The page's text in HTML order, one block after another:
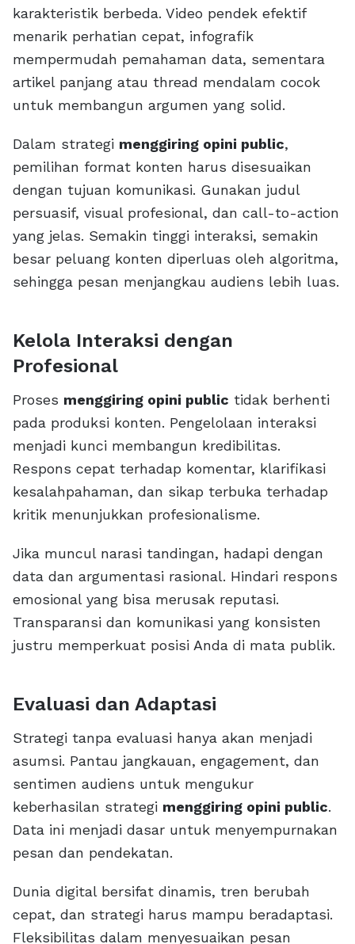
karakteristik berbeda. Video pendek efektif
menarik perhatian cepat, infografik
mempermudah pemahaman data, sementara
artikel panjang atau thread mendalam cocok
untuk membangun argumen yang solid.
Dalam strategi menggiring opini public,
pemilihan format konten harus disesuaikan
dengan tujuan komunikasi. Gunakan judul
persuasif, visual profesional, dan call-to-action
yang jelas. Semakin tinggi interaksi, semakin
besar peluang konten diperluas oleh algoritma,
sehingga pesan menjangkau audiens lebih luas.
Kelola Interaksi dengan
Profesional
Proses menggiring opini public tidak berhenti
pada produksi konten. Pengelolaan interaksi
menjadi kunci membangun kredibilitas.
Respons cepat terhadap komentar, klarifikasi
kesalahpahaman, dan sikap terbuka terhadap
kritik menunjukkan profesionalisme.
Jika muncul narasi tandingan, hadapi dengan
data dan argumentasi rasional. Hindari respons
emosional yang bisa merusak reputasi.
Transparansi dan komunikasi yang konsisten
justru memperkuat posisi Anda di mata publik.
Evaluasi dan Adaptasi
Strategi tanpa evaluasi hanya akan menjadi
asumsi. Pantau jangkauan, engagement, dan
sentimen audiens untuk mengukur
keberhasilan strategi menggiring opini public.
Data ini menjadi dasar untuk menyempurnakan
pesan dan pendekatan.
Dunia digital bersifat dinamis, tren berubah
cepat, dan strategi harus mampu beradaptasi.
Fleksibilitas dalam menyesuaikan pesan